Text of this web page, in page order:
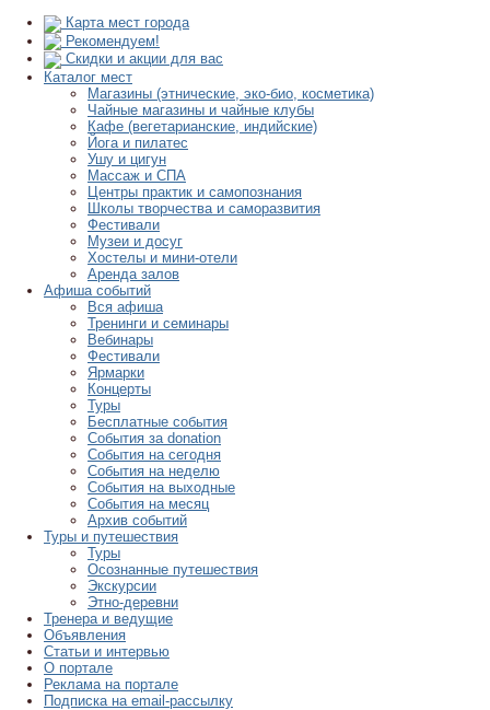
Карта мест города
Рекомендуем!
Скидки и акции для вас
Каталог мест
Магазины (этнические, эко-био, косметика)
Чайные магазины и чайные клубы
Кафе (вегетарианские, индийские)
Йога и пилатес
Ушу и цигун
Массаж и СПА
Центры практик и самопознания
Школы творчества и саморазвития
Фестивали
Музеи и досуг
Хостелы и мини-отели
Аренда залов
Афиша событий
Вся афиша
Тренинги и семинары
Вебинары
Фестивали
Ярмарки
Концерты
Туры
Бесплатные события
События за donation
События на сегодня
События на неделю
События на выходные
События на месяц
Архив событий
Туры и путешествия
Туры
Осознанные путешествия
Экскурсии
Этно-деревни
Тренера и ведущие
Объявления
Статьи и интервью
О портале
Реклама на портале
Подписка на email-рассылку